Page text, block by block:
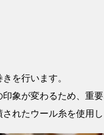
を行います。
象が変わるため、重
れたウール糸を使用し